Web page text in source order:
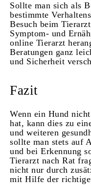
Sollte man sich als
bestimmte
Besuch beim
Symptom- und
online Tierarzt
Beratungen ganz
und Sicherheit
Fazit
Wenn ein Hund
hat, kann dies zu
und weiteren
sollte man stets auf
und bei Erkennung
Tierarzt nach Rat
nicht nur durch
mit Hilfe der